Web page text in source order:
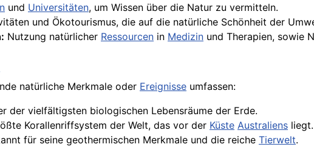
und Universitäten, um Wissen über die Natur zu vermitteln.
und Ökotourismus, die auf die natürliche Schönheit der
Nutzung natürlicher Ressourcen in Medizin und Therapien, sowie
natürliche Merkmale oder Ereignisse umfassen:
der vielfältigsten biologischen Lebensräume der Erde.
Korallenriffsystem der Welt, das vor der Küste Australiens liegt.
für seine geothermischen Merkmale und die reiche Tierwelt.